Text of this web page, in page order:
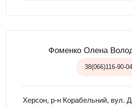
Фоменко Олена
38(066)116-90-04
Херсон, р-н Корабельний, вул.